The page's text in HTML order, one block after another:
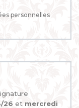
personnelles
26 et mercredi